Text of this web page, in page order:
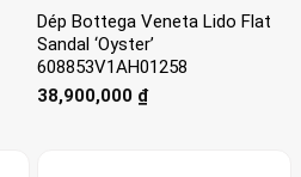
Dép Bottega Veneta Lido Flat
Sandal ‘Oyster’
608853V1AH01258
38,900,000 ₫